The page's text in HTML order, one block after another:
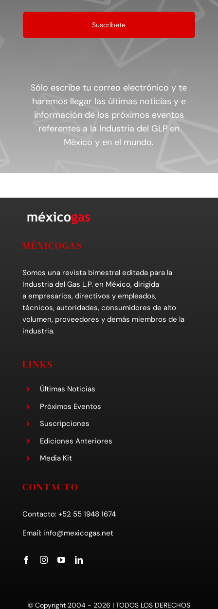
Sólo escribe tu correo electrónico y te
haremos llegar las últimas noticias y e
información de los próximos eventos
referentes a la Industria del GLP en
México y en el mundo.
MÉXICOGAS
Somos una revista bimestral editada para la
Industria del Gas L.P. en México, dirigida
a empresarios, directivos y empleados,
técnicos, autoridades, consumidores de alto
volumen, proveedores y demás miembros de la
industria.
LINKS
Últimas Noticias
Próximos Eventos
Suscripciones
Ediciones Anteriores
Media Kit
CONTACTO
Contacto: +52 55 1948 1674
Email: info@mexicogas.net
© Copyright 2004 - 2026 | TODOS LOS DERECHOS